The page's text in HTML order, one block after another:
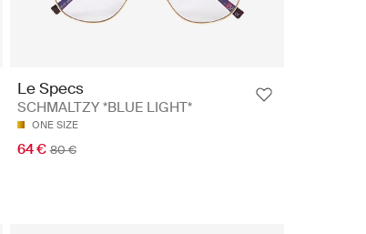
Le Specs
SCHMALTZY *BLUE LIGHT*
ONE SIZE
64 € 80 €